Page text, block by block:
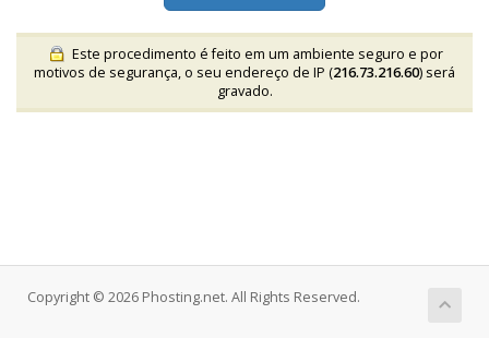
Este procedimento é feito em um ambiente seguro e por
motivos de segurança, o seu endereço de IP (216.73.216.60) será
gravado.
Copyright © 2026 Phosting.net. All Rights Reserved.